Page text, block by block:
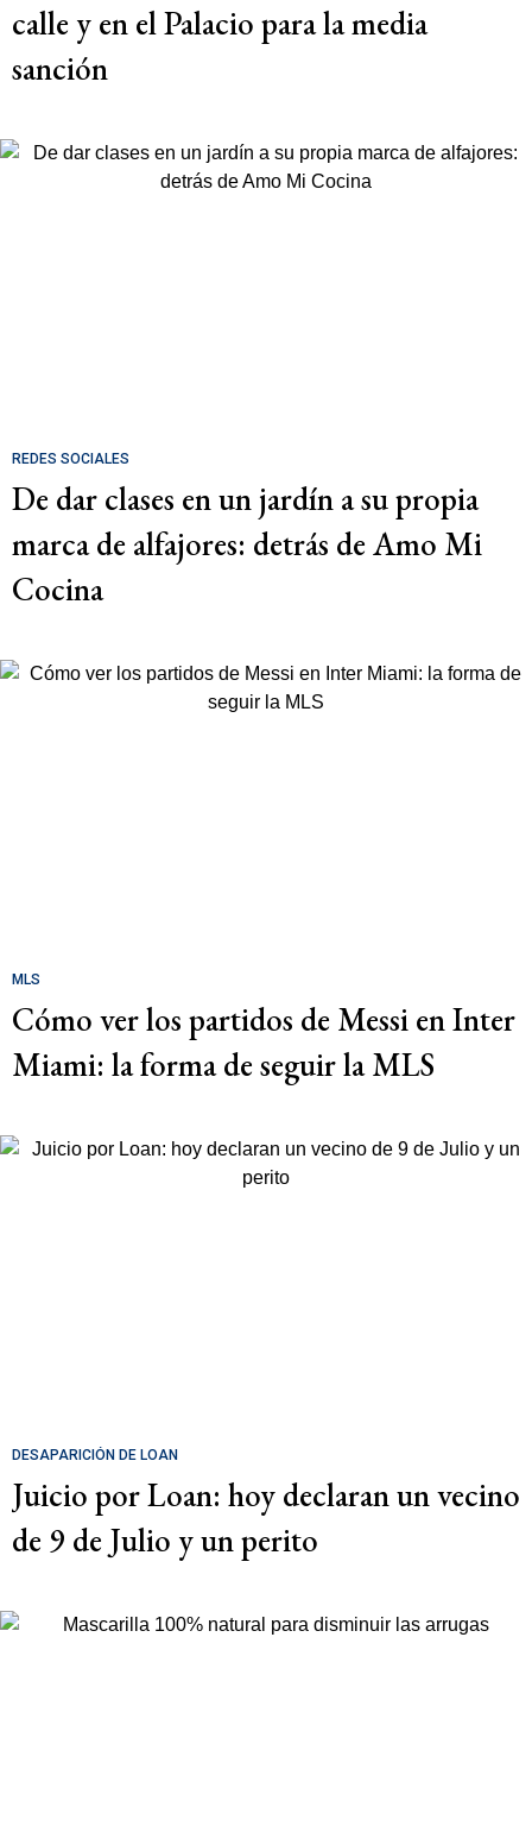
calle y en el Palacio para la media
sanción
REDES SOCIALES
De dar clases en un jardín a su propia
marca de alfajores: detrás de Amo Mi
Cocina
MLS
Cómo ver los partidos de Messi en Inter
Miami: la forma de seguir la MLS
DESAPARICIÓN DE LOAN
Juicio por Loan: hoy declaran un vecino
de 9 de Julio y un perito